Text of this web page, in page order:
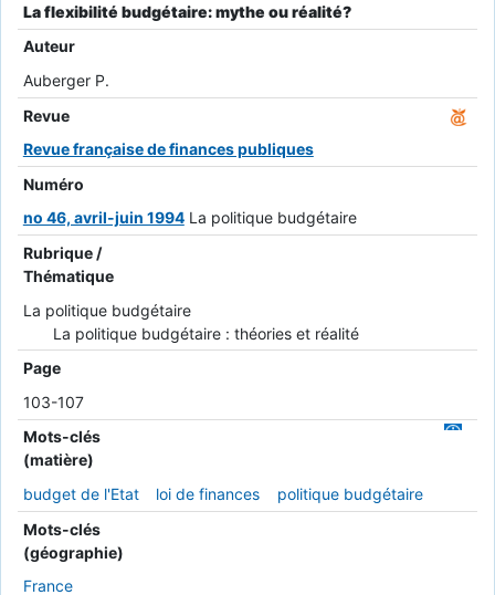
La flexibilité budgétaire: mythe ou réalité?
Auteur
Auberger P.
Revue
Revue française de finances publiques
Numéro
no 46, avril-juin 1994 La politique budgétaire
Rubrique /
Thématique
La politique budgétaire
La politique budgétaire : théories et réalité
Page
103-107
Mots-clés
(matière)
budget de l'Etat
loi de finances
politique budgétaire
Mots-clés
(géographie)
France